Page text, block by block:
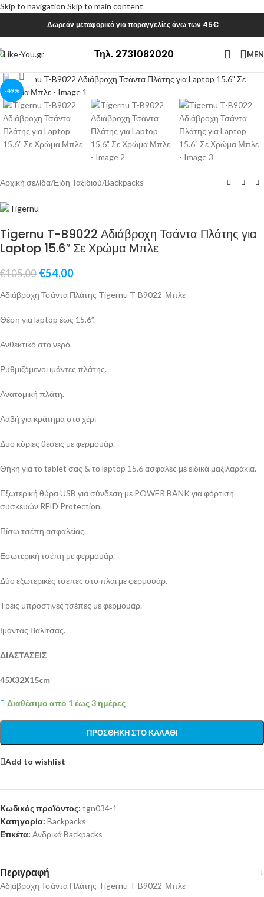
Skip to navigation Skip to main content
Δωρεάν μεταφορικά για παραγγελίες άνω των 45€
Τηλ. 2731082020
-49%
Click to enlarge
Αρχική σελίδα/Είδη Ταξιδιού/Backpacks
Tigernu T-B9022 Αδιάβροχη Τσάντα Πλάτης για
Laptop 15.6″ Σε Χρώμα Μπλε
€105,00 €54,00
Αδιάβροχη Τσάντα Πλάτης Tigernu T-B9022-Μπλε
Θέση για laptop έως 15,6”.
Ανθεκτικό στο νερό.
Ρυθμιζόμενοι ιμάντες πλάτης.
Ανατομική πλάτη.
Λαβή για κράτημα στο χέρι
Δυο κύριες θέσεις με φερμουάρ.
Θήκη για το tablet σας & το laptop 15,6 ασφαλές με ειδικά μαξιλαράκια.
Εξωτερική θύρα USB για σύνδεση με POWER BANK για φόρτιση
συσκευών RFID Protection.
Πίσω τσέπη ασφαλείας.
Εσωτερική τσέπη με φερμουάρ.
Δύο εξωτερικές τσέπες στο πλαι με φερμουάρ.
Τρεις μπροστινές τσέπες με φερμουάρ.
Ιμάντας Βαλίτσας.
ΔΙΑΣΤΑΣΕΙΣ
45Χ32Χ15cm
Διαθέσιμο από 1 έως 3 ημέρες
ΠΡΟΣΘΉΚΗ ΣΤΟ ΚΑΛΆΘΙ
Add to wishlist
Κωδικός προϊόντος: tgn034-1
Κατηγορία: Backpacks
Ετικέτα: Ανδρικά Backpacks
Περιγραφή
Αδιάβροχη Τσάντα Πλάτης Tigernu T-B9022-Μπλε